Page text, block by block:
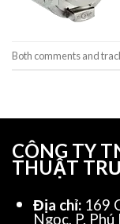
Both comments and
CÔNG TY
THUẬT
Địa chỉ: 169
Ngọc, P.